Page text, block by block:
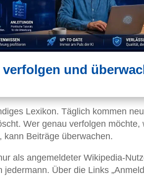
und
Lexikon. Täglich kommen
Wer genau verfolgen
kann Beiträge überwachen.
als angemeldeter Wikipedia-
Über die Links